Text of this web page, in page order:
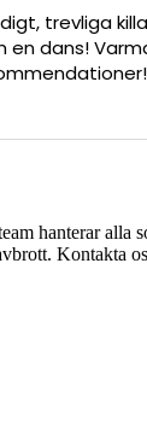
trevliga
en dans!
hanterar alla
Kontakta